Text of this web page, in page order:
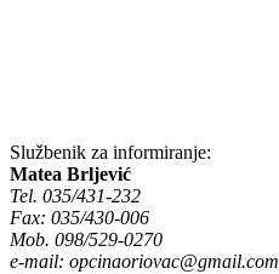
Službenik za informiranje:
Matea Brljević
Tel. 035/431-232
Fax: 035/430-006
Mob. 098/529-0270
e-mail: opcinaoriovac@gmail.com